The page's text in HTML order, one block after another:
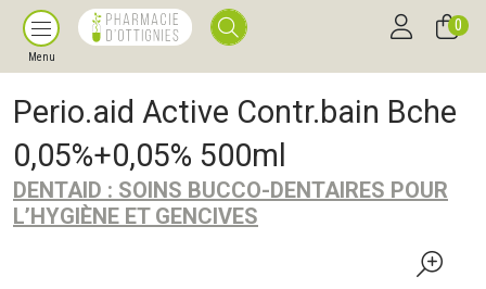
Menu
0
Perio.aid Active Contr.bain Bche
0,05%+0,05% 500ml
DENTAID : SOINS BUCCO-DENTAIRES POUR
L’HYGIÈNE ET GENCIVES